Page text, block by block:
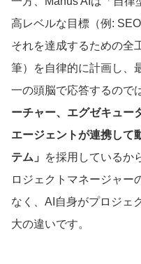
高レベルな目標（例:
それを達成するための全
筆）を自律的に計画し、
一の頭脳で応答するので
ーチャー、エグゼキュー
エージェントが連携して
テム」
を採用しているか
ロジェクトマネージャー
なく、AI自身がプロジェ
大の違いです。